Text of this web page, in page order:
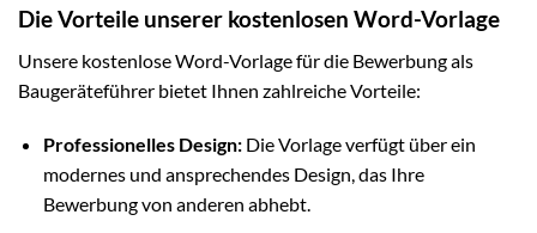
Die Vorteile unserer kostenlosen Word-Vorlage
Unsere kostenlose Word-Vorlage für die Bewerbung als
Baugeräteführer bietet Ihnen zahlreiche Vorteile:
Professionelles Design:Die Vorlage verfügt über ein
modernes und ansprechendes Design, das Ihre
Bewerbung von anderen abhebt.